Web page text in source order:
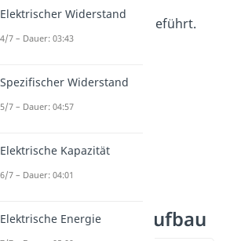
Stromverstärkung durchgeführt.
NPN Transistor Aufbau
Elektrischer Widerstand
4/7 – Dauer: 03:43
Spezifischer Widerstand
5/7 – Dauer: 04:57
Elektrische Kapazität
6/7 – Dauer: 04:01
Elektrische Energie